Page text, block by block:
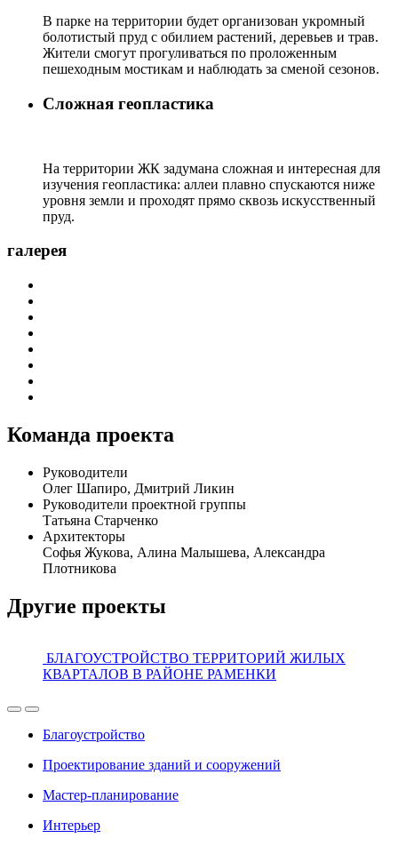
В парке на территории будет организован укромный
болотистый пруд с обилием растений, деревьев и трав.
Жители смогут прогуливаться по проложенным
пешеходным мостикам и наблюдать за сменой сезонов.
Сложная геопластика
На территории ЖК задумана сложная и интересная для
изучения геопластика: аллеи плавно спускаются ниже
уровня земли и проходят прямо сквозь искусственный
пруд.
галерея
Команда проекта
Руководители
Олег Шапиро, Дмитрий Ликин
Руководители проектной группы
Татьяна Старченко
Архитекторы
Софья Жукова, Алина Малышева, Александра
Плотникова
Другие проекты
БЛАГОУСТРОЙСТВО ТЕРРИТОРИЙ ЖИЛЫХ
КВАРТАЛОВ В РАЙОНЕ РАМЕНКИ
Благоустройство
Проектирование зданий и сооружений
Мастер-планирование
Интерьер